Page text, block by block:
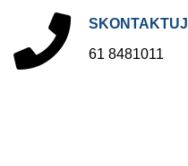
SKONTAKTUJ
61 8481011